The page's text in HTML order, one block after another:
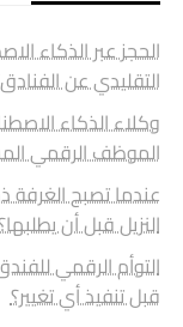
الحجز عبر الذكاء
التقليدي عن
وكلاء الذكاء
الموظف الرقمي
عندما تصبح
النزيل قبل أن
التوأم الرقمي
قبل تنفيذ أي تغيير؟